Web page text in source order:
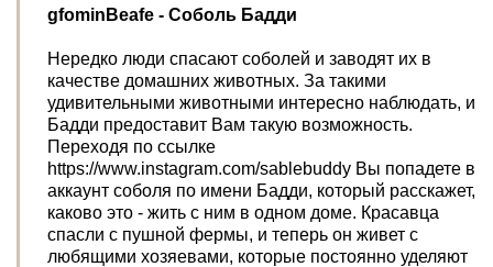
gfominBeafe - Соболь Бадди
Нередко люди спасают соболей и заводят их в
качестве домашних животных. За такими
удивительными животными интересно наблюдать, и
Бадди предоставит Вам такую возможность.
Переходя по ссылке
https://www.instagram.com/sablebuddy Вы попадете в
аккаунт соболя по имени Бадди, который расскажет,
каково это - жить с ним в одном доме. Красавца
спасли с пушной фермы, и теперь он живет с
любящими хозяевами, которые постоянно уделяют